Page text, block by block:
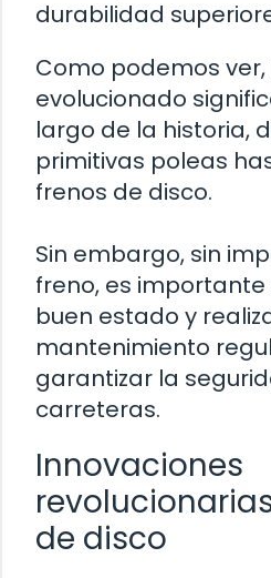
durabilidad
Como podemos
evolucionado
largo de la historia,
primitivas poleas
frenos de disco.
Sin embargo, sin
freno, es
buen estado y
mantenimiento
garantizar la
carreteras.
Innovaciones
de disco